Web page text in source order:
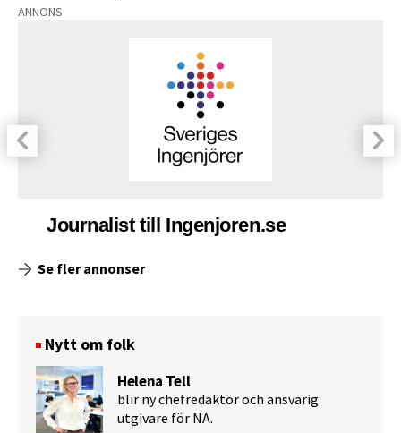
ANNONS
Journalist till Ingenjoren.se
Se fler annonser
Nytt om folk
Helena Tell
blir ny chefredaktör och ansvarig
utgivare för NA.